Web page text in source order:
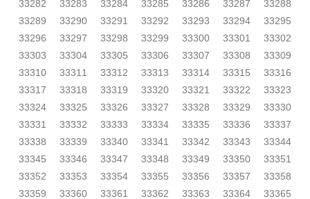
33282
33283 33284 33285 33286 33287
33288
33289
33290 33291 33292 33293 33294
33295
33296
33297 33298 33299 33300 33301
33302
33303
33304 33305 33306 33307 33308
33309
33310
33311 33312 33313 33314 33315
33316
33317
33318 33319 33320 33321 33322
33323
33324
33325 33326 33327 33328 33329
33330
33331
33332 33333 33334 33335 33336
33337
33338
33339 33340 33341 33342 33343
33344
33345
33346 33347 33348 33349 33350
33351
33352
33353 33354 33355 33356 33357
33358
33359
33360 33361 33362 33363 33364
33365